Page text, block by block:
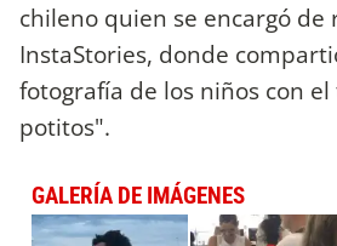
chileno quien se encargó
InstaStories, donde
fotografía de los niños con
potitos".
GALERÍA DE IMÁGENES